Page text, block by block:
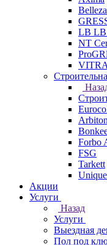
Belleza
LB LB
NT
VITRA
Arbiton
Forbo
FSG
Tarkett
Unique
Акции
Услуги
Назад
Услуги
Выездная
Пол под